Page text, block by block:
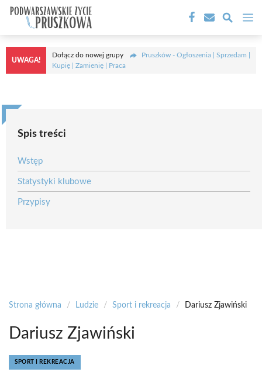
Przejdź
treści
UWAGA!
Dołącz do nowej grupy
Pruszków - Ogłoszenia | Sprzedam |
Kupię | Zamienię | Praca
Spis treści
Wstęp
Statystyki klubowe
Przypisy
Strona główna / Ludzie / Sport i rekreacja / Dariusz Zjawiński
Dariusz Zjawiński
SPORT I REKREACJA